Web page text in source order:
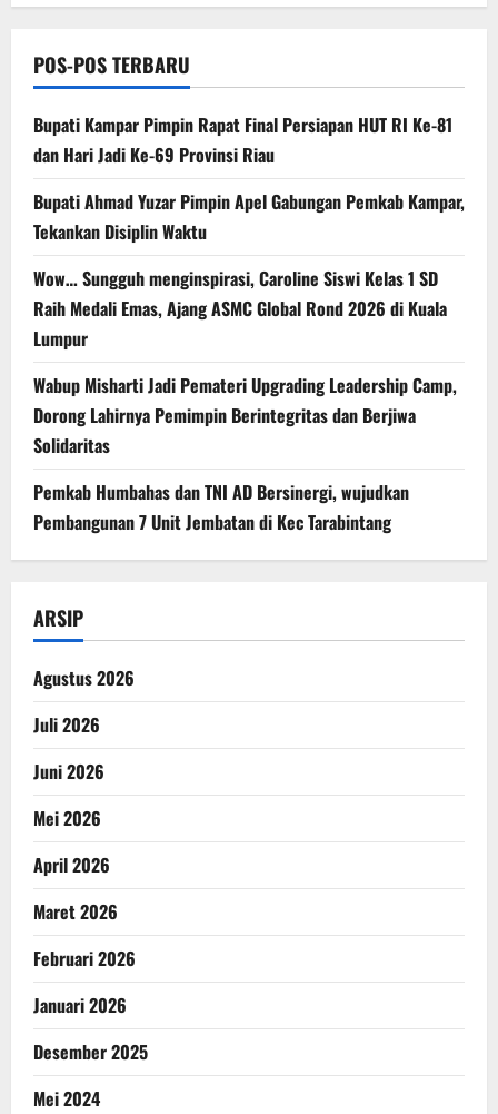
POS-POS TERBARU
Bupati Kampar Pimpin Rapat Final Persiapan HUT RI Ke-81
dan Hari Jadi Ke-69 Provinsi Riau
Bupati Ahmad Yuzar Pimpin Apel Gabungan Pemkab Kampar,
Tekankan Disiplin Waktu
Wow… Sungguh menginspirasi, Caroline Siswi Kelas 1 SD
Raih Medali Emas, Ajang ASMC Global Rond 2026 di Kuala
Lumpur
Wabup Misharti Jadi Pemateri Upgrading Leadership Camp,
Dorong Lahirnya Pemimpin Berintegritas dan Berjiwa
Solidaritas
Pemkab Humbahas dan TNI AD Bersinergi, wujudkan
Pembangunan 7 Unit Jembatan di Kec Tarabintang
ARSIP
Agustus 2026
Juli 2026
Juni 2026
Mei 2026
April 2026
Maret 2026
Februari 2026
Januari 2026
Desember 2025
Mei 2024